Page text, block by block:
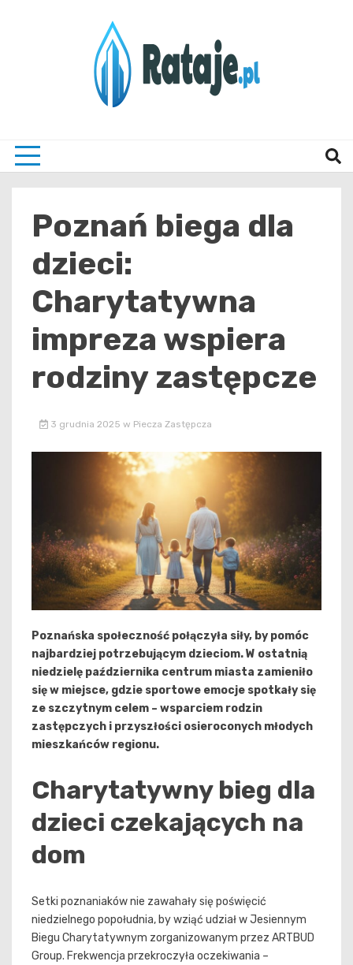
Poznań biega dla
dzieci:
Charytatywna
impreza wspiera
rodziny zastępcze
3 grudnia 2025 w Piecza Zastępcza
Poznańska społeczność połączyła siły, by pomóc
najbardziej potrzebującym dzieciom. W ostatnią
niedzielę października centrum miasta zamieniło
się w miejsce, gdzie sportowe emocje spotkały się
ze szczytnym celem – wsparciem rodzin
zastępczych i przyszłości osieroconych młodych
mieszkańców regionu.
Charytatywny bieg dla
dzieci czekających na
dom
Setki poznaniaków nie zawahały się poświęcić
niedzielnego popołudnia, by wziąć udział w Jesiennym
Biegu Charytatywnym zorganizowanym przez ARTBUD
Group. Frekwencja przekroczyła oczekiwania –